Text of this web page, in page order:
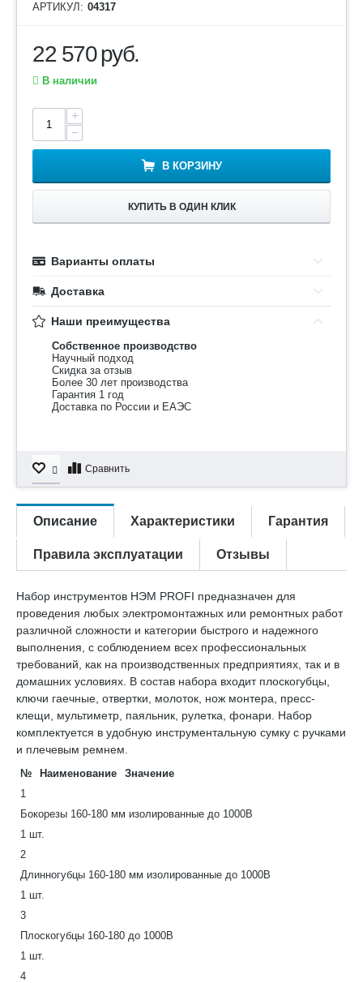
АРТИКУЛ: 04317
22 570руб.
В наличии
+
−
В КОРЗИНУ
КУПИТЬ В ОДИН КЛИК
Варианты оплаты
Доставка
Наши преимущества
Собственное производство
Научный подход
Скидка за отзыв
Более 30 лет производства
Гарантия 1 год
Доставка по России и ЕАЭС
Сравнить
Описание Характеристики Гарантия
Правила эксплуатации Отзывы
Набор инструментов НЭМ PROFI предназначен для
проведения любых электромонтажных или ремонтных работ
различной сложности и категории быстрого и надежного
выполнения, с соблюдением всех профессиональных
требований, как на производственных предприятиях, так и в
домашних условиях. В состав набора входит плоскогубцы,
ключи гаечные, отвертки, молоток, нож монтера, пресс-
клещи, мультиметр, паяльник, рулетка, фонари. Набор
комплектуется в удобную инструментальную сумку с ручками
и плечевым ремнем.
№ Наименование
Значение
1
Бокорезы 160-180 мм изолированные до 1000В
1 шт.
2
Длинногубцы 160-180 мм изолированные до 1000В
1 шт.
3
Плоскогубцы 160-180 до 1000В
1 шт.
4